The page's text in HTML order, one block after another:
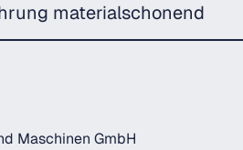
materialschonend
Maschinen GmbH